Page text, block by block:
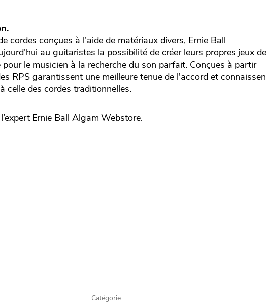
cordes conçues à l’aide de matériaux divers, Ernie Ball
au guitaristes la possibilité de créer leurs propres jeux de
le musicien à la recherche du son parfait. Conçues à partir
RPS garantissent une meilleure tenue de l'accord et
celle des cordes traditionnelles.
Ernie Ball Algam Webstore.
Catégorie :